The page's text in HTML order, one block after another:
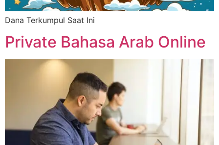
Dana Terkumpul Saat Ini
Private Bahasa Arab Online